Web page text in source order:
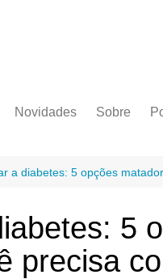
Novidades Sobre
a diabetes: 5 opções
5
precisa